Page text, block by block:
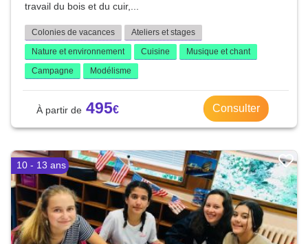
travail du bois et du cuir,...
Colonies de vacances
Ateliers et stages
Nature et environnement
Cuisine
Musique et chant
Campagne
Modélisme
495 Consulter
10 - 13 ans